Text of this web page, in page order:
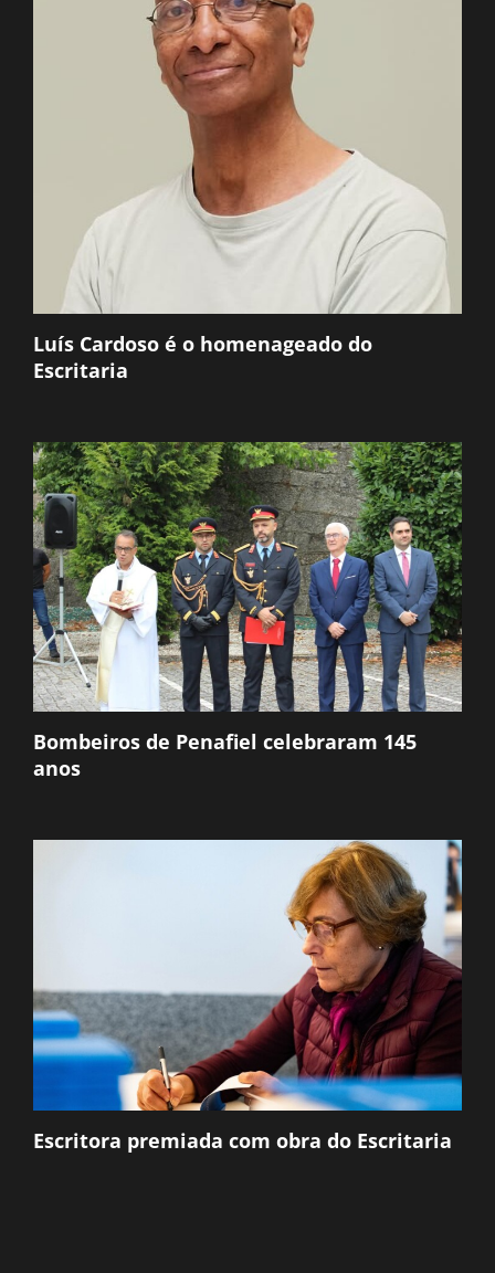
Luís Cardoso é o homenageado do
Escritaria
Bombeiros de Penafiel celebraram 145
anos
Escritora premiada com obra do Escritaria